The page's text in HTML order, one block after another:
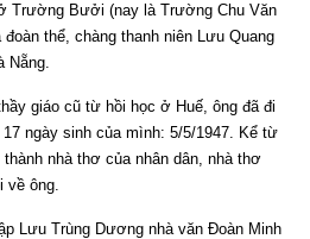
Trường Bưởi (nay là Trường Chu Văn
thể, chàng thanh niên Lưu Quang
Nẵng.
giáo cũ từ hồi học ở Huế, ông đã đi
ngày sinh của mình: 5/5/1947. Kể từ
nhà thơ của nhân dân, nhà thơ
về ông.
Lưu Trùng Dương nhà văn Đoàn Minh